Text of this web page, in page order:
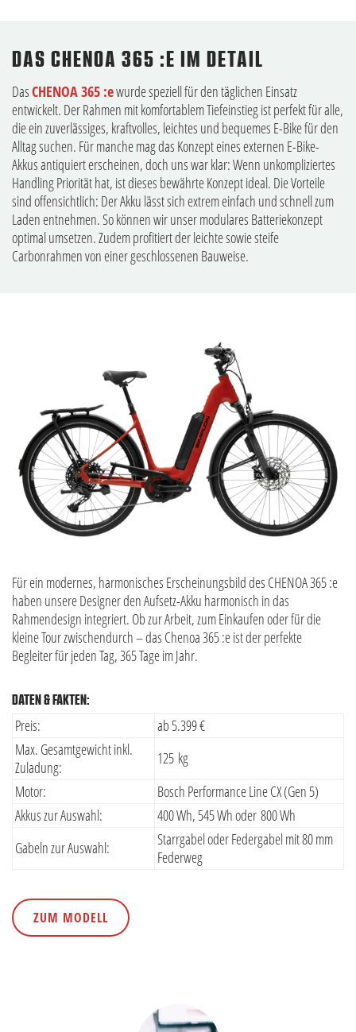
DAS CHENOA 365 :E IM DETAIL
DasCHENOA 365 :ewurde speziell für den täglichen Einsatz
entwickelt. Der Rahmen mit komfortablem Tiefeinstieg ist perfekt für alle,
die ein zuverlässiges, kraftvolles, leichtes und bequemes E-Bike für den
Alltag suchen. Für manche mag das Konzept eines externen E-Bike-
Akkus antiquiert erscheinen, doch uns war klar: Wenn unkompliziertes
Handling Priorität hat, ist dieses bewährte Konzept ideal. Die Vorteile
sind offensichtlich: Der Akku lässt sich extrem einfach und schnell zum
Laden entnehmen. So können wir unser modulares Batteriekonzept
optimal umsetzen. Zudem profitiert der leichte sowie steife
Carbonrahmen von einer geschlossenen Bauweise.
Für ein modernes, harmonisches Erscheinungsbild des CHENOA 365 :e
haben unsere Designer den Aufsetz-Akku harmonisch in das
Rahmendesign integriert. Ob zur Arbeit, zum Einkaufen oder für die
kleine Tour zwischendurch – das Chenoa 365 :e ist der perfekte
Begleiter für jeden Tag, 365 Tage im Jahr.
DATEN & FAKTEN:
Preis:
ab 5.399 €
Max. Gesamtgewicht inkl.
Zuladung:
125 kg
Motor:
Bosch Performance Line CX (Gen 5)
Akkus zur Auswahl:
400 Wh, 545 Wh oder 800 Wh
Gabeln zur Auswahl:
Starrgabel oder Federgabel mit 80 mm
Federweg
ZUM MODELL